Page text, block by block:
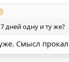
дней одну и ту же?
Смысл